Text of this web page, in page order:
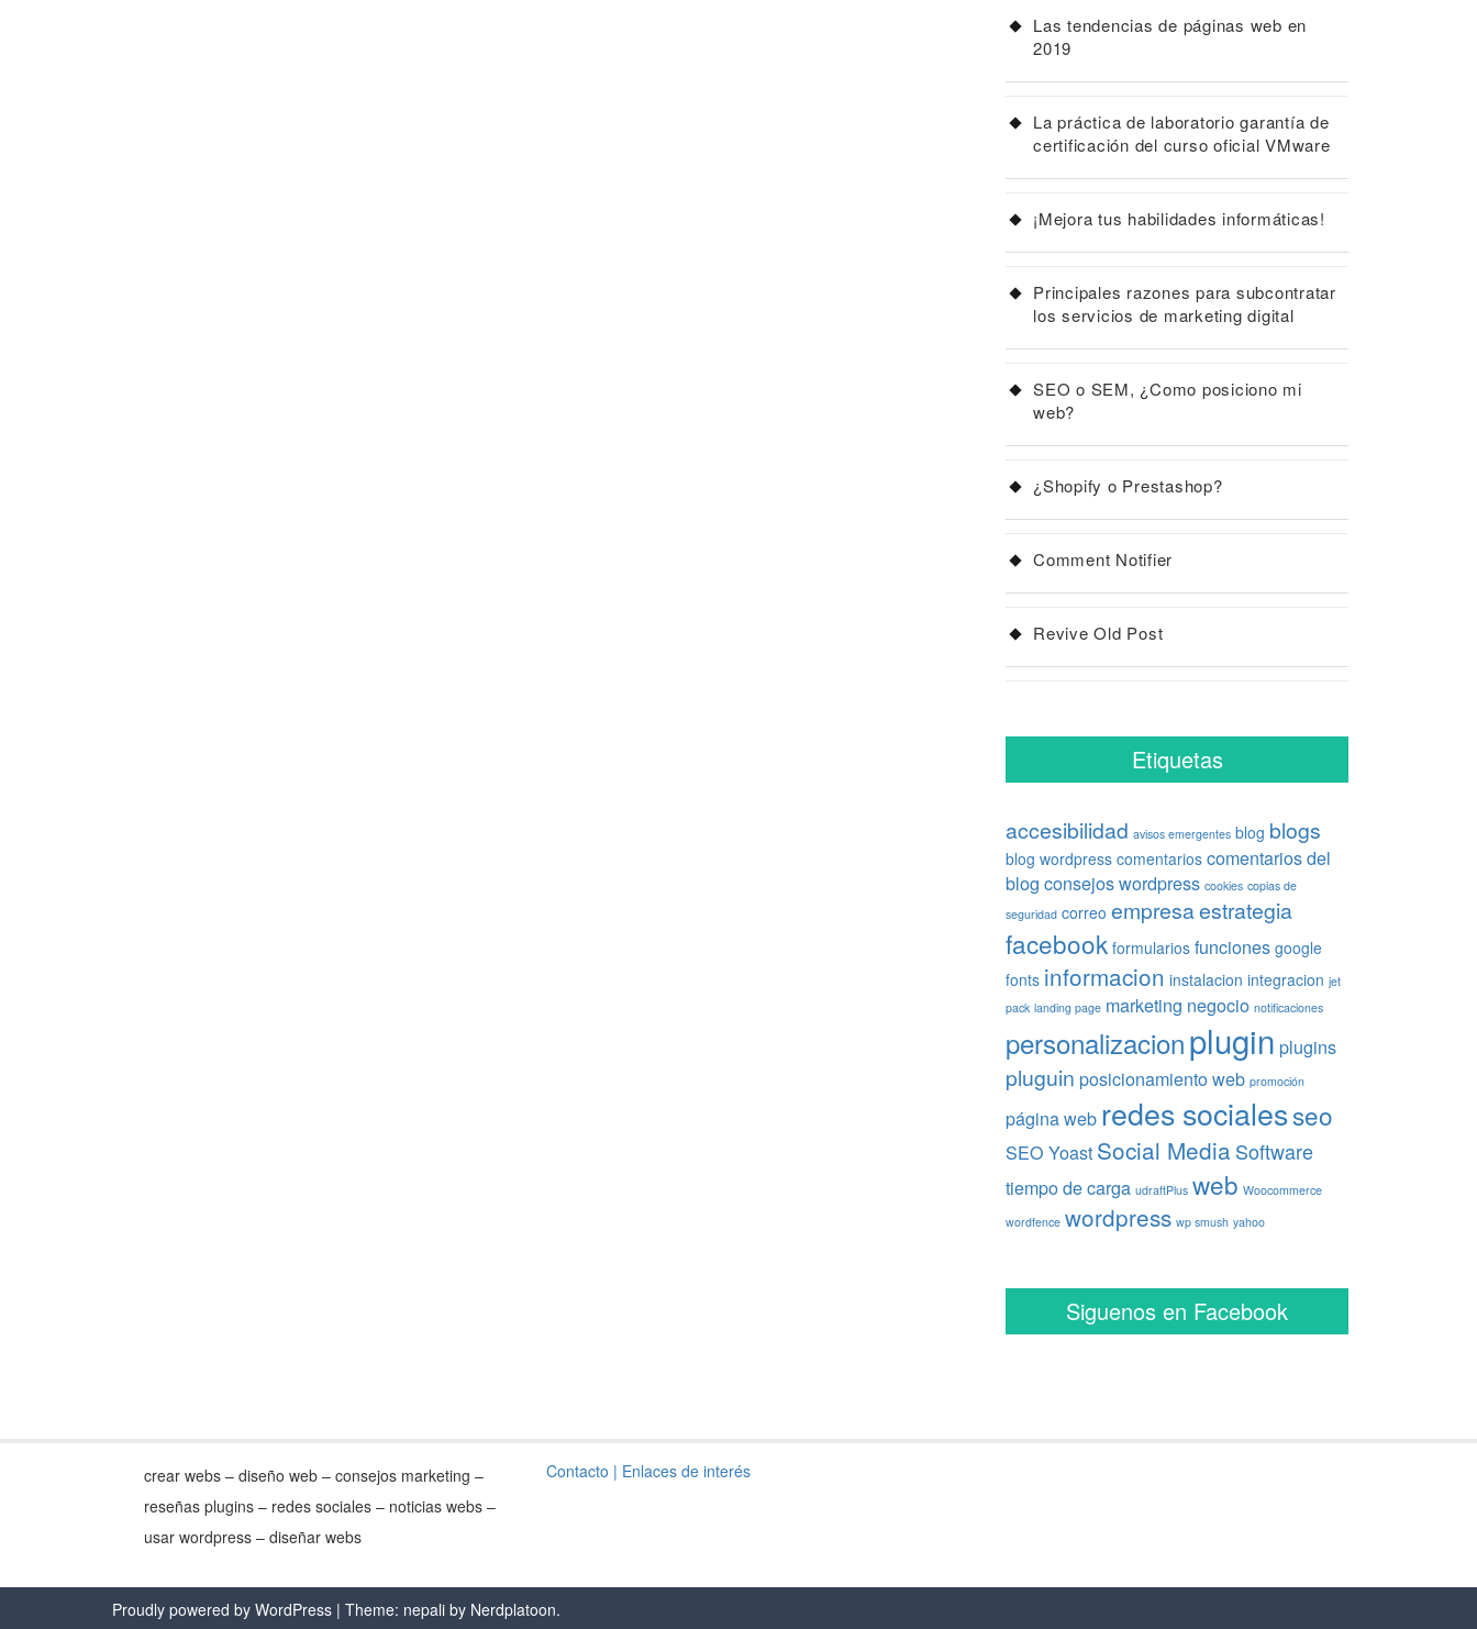
Las tendencias de páginas web en
2019
La práctica de laboratorio garantía de
certificación del curso oficial VMware
¡Mejora tus habilidades informáticas!
Principales razones para subcontratar
los servicios de marketing digital
SEO o SEM, ¿Como posiciono mi
web?
¿Shopify o Prestashop?
Comment Notifier
Revive Old Post
Etiquetas
accesibilidad avisos emergentes blog blogs
blog wordpress comentarios comentarios del
blog consejos wordpress cookies copias de
seguridad correo empresaestrategia
facebook formularios funciones google
fonts informacion instalacion integracion jet
pack landing page marketing negocio notificaciones
personalizacionplugin plugins
pluguin posicionamiento web promoción
página web redes socialesseo
SEO Yoast Social Media Software
tiempo de carga udraftPlus web Woocommerce
wordfence wordpress wp smush yahoo
Siguenos en Facebook
crear webs – diseño web – consejos marketing –
reseñas plugins – redes sociales – noticias webs –
usar wordpress – diseñar webs
Contacto | Enlaces de interés
Proudly powered by WordPress | Theme: nepali by Nerdplatoon.